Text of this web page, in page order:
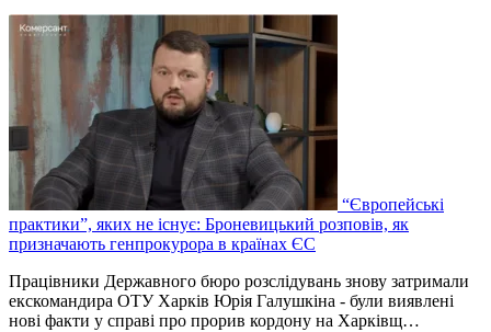
“Європейські
практики”, яких не існує: Броневицький розповів, як
призначають генпрокурора в країнах ЄС
Працівники Державного бюро розслідувань знову затримали
екскомандира ОТУ Харків Юрія Галушкіна - були виявлені
нові факти у справі про прорив кордону на Харківщ…